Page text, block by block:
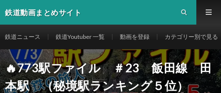
鉄道動画まとめサイト
鉄道ニュース 鉄道Youtuber 一覧 動画を登録 カテゴリー別で見る
🔥773駅ファイル ＃23 飯田線 田
本駅 （秘境駅ランキング５位）